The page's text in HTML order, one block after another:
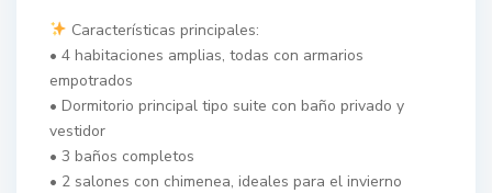
Características principales:
• 4 habitaciones amplias, todas con armarios
empotrados
• Dormitorio principal tipo suite con baño privado y
vestidor
• 3 baños completos
• 2 salones con chimenea, ideales para el invierno